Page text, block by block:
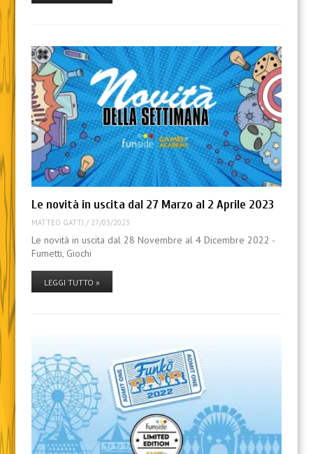
Le novità in uscita dal 27 Marzo al 2 Aprile 2023
MATTEO GATTI / 27/03/2023
Le novità in uscita dal 28 Novembre al 4 Dicembre 2022 -
Fumetti, Giochi
LEGGI TUTTO »